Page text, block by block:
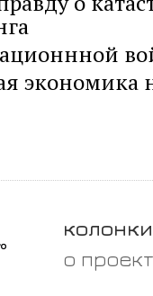
экономика
колонки
о